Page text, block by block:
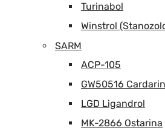
Turinabol
Winstrol
SARM
ACP-105
GW50516
LGD Ligandrol
MK-2866 Ostarina